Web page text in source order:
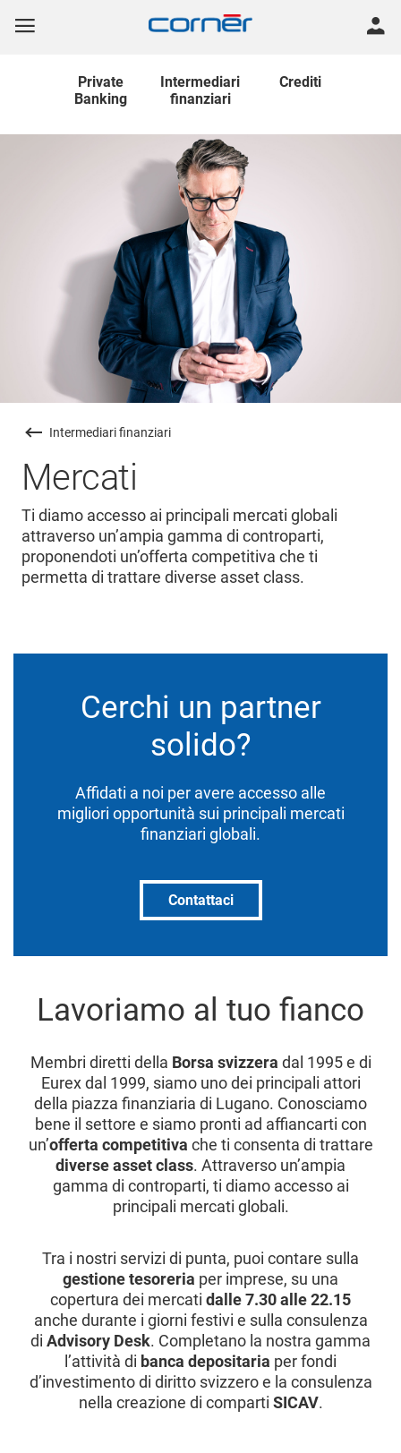
Private
Banking
Intermediari
finanziari
Crediti
Intermediari finanziari
Mercati
Ti diamo accesso ai principali mercati globali
attraverso un’ampia gamma di controparti,
proponendoti un’offerta competitiva che ti
permetta di trattare diverse asset class.
Cerchi un partner
solido?
Affidati a noi per avere accesso alle
migliori opportunità sui principali mercati
finanziari globali.
Contattaci
Lavoriamo al tuo fianco
Membri diretti della Borsa svizzera dal 1995 e di
Eurex dal 1999, siamo uno dei principali attori
della piazza finanziaria di Lugano. Conosciamo
bene il settore e siamo pronti ad affiancarti con
un’offerta competitiva che ti consenta di trattare
diverse asset class. Attraverso un’ampia
gamma di controparti, ti diamo accesso ai
principali mercati globali.
Tra i nostri servizi di punta, puoi contare sulla
gestione tesoreria per imprese, su una
copertura dei mercati dalle 7.30 alle 22.15
anche durante i giorni festivi e sulla consulenza
di Advisory Desk. Completano la nostra gamma
l’attività di banca depositaria per fondi
d’investimento di diritto svizzero e la consulenza
nella creazione di comparti SICAV.